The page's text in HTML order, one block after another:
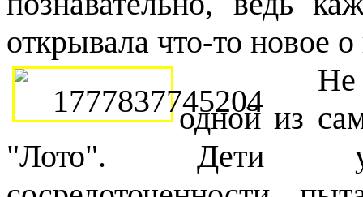
открывала что-то новое
Не
одной из
"Лото". Дети